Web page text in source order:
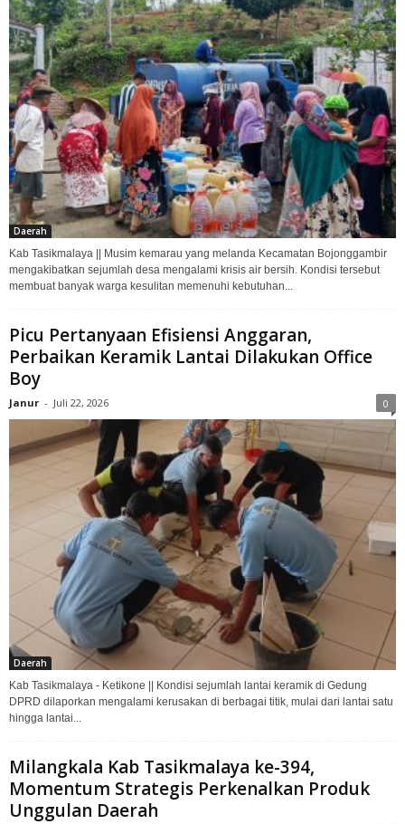
Daerah
Kab Tasikmalaya || Musim kemarau yang melanda Kecamatan Bojonggambir
mengakibatkan sejumlah desa mengalami krisis air bersih. Kondisi tersebut
membuat banyak warga kesulitan memenuhi kebutuhan...
Picu Pertanyaan Efisiensi Anggaran,
Perbaikan Keramik Lantai Dilakukan Office
Boy
Janur - Juli 22, 2026 0
Daerah
Kab Tasikmalaya - Ketikone || Kondisi sejumlah lantai keramik di Gedung
DPRD dilaporkan mengalami kerusakan di berbagai titik, mulai dari lantai satu
hingga lantai...
Milangkala Kab Tasikmalaya ke-394,
Momentum Strategis Perkenalkan Produk
Unggulan Daerah